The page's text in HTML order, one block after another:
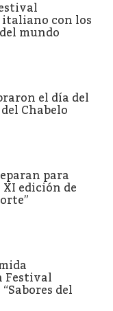
con los
mundo
el día del
Chabelo
para
edición de
Festival
del